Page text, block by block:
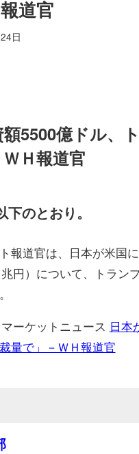
道官
日
5500億ドル、
Ｈ報道官
のとおり。
報道官は、日本が米国
円）について、トラン
ーケットニュース 日本
量で」－ＷＨ報道官